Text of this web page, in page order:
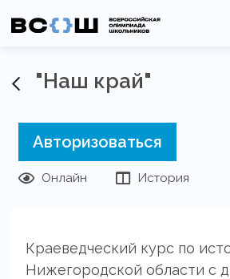
"Наш край"
Авторизоваться
Онлайн История
Краеведческий курс по
Нижегородской области с